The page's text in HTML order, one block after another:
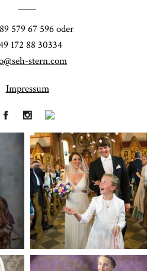
579 67 596 oder
172 88 30334
stern.com
Impressum
Hochzeit
183